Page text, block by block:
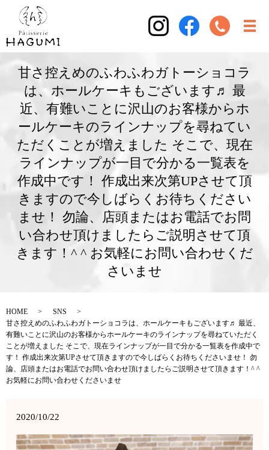
甘さ控えめのふわふわガトーショコラ
は、ホールケーキもございます♬ 最
近、有難いことに沢山のお客様からホ
ールケーキのラインナップを尋ねてい
ただくことが増えました そこで、現在
ラインナップが一目で分かる一覧表を
作成中です！ 作成出来次第UPさせて頂
きますので今しばらくお待ちください
ませ！ 勿論、店頭またはお電話でお問
い合わせ頂けましたらご説明させて頂
きます！^ ^ お気軽にお問い合わせくだ
さいませ
HOME
SNS
甘さ控えめのふわふわガトーショコラは、ホールケーキもございます♬ 最近、
有難いことに沢山のお客様からホールケーキのラインナップを尋ねていただく
ことが増えました そこで、現在ラインナップが一目で分かる一覧表を作成中で
す！ 作成出来次第UPさせて頂きますので今しばらくお待ちくださいませ！ 勿
論、店頭またはお電話でお問い合わせ頂けましたらご説明させて頂きます！^ ^
お気軽にお問い合わせくださいませ
2020/10/22